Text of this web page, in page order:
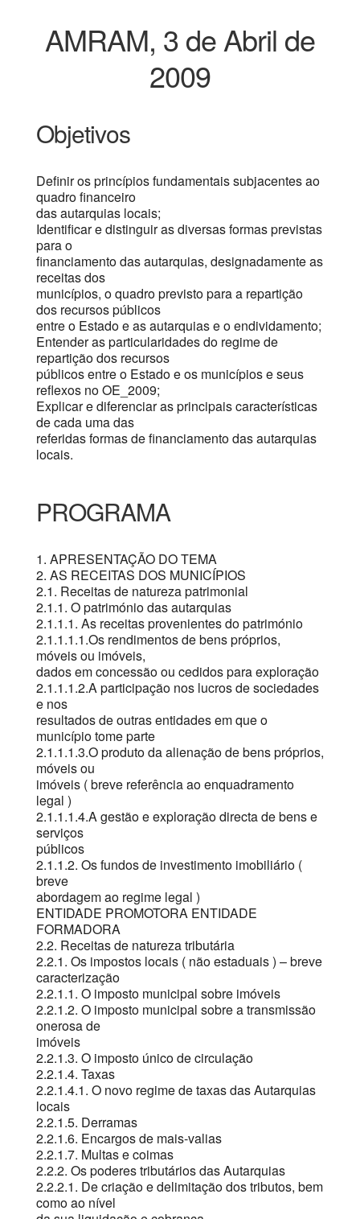
AMRAM, 3 de Abril de
2009
Objetivos
Definir os princípios fundamentais subjacentes ao
quadro financeiro
das autarquias locais;
Identificar e distinguir as diversas formas previstas
para o
financiamento das autarquias, designadamente as
receitas dos
municípios, o quadro previsto para a repartição
dos recursos públicos
entre o Estado e as autarquias e o endividamento;
Entender as particularidades do regime de
repartição dos recursos
públicos entre o Estado e os municípios e seus
reflexos no OE_2009;
Explicar e diferenciar as principais características
de cada uma das
referidas formas de financiamento das autarquias
locais.
PROGRAMA
1. APRESENTAÇÃO DO TEMA
2. AS RECEITAS DOS MUNICÍPIOS
2.1. Receitas de natureza patrimonial
2.1.1. O património das autarquias
2.1.1.1. As receitas provenientes do património
2.1.1.1.1.Os rendimentos de bens próprios,
móveis ou imóveis,
dados em concessão ou cedidos para exploração
2.1.1.1.2.A participação nos lucros de sociedades
e nos
resultados de outras entidades em que o
município tome parte
2.1.1.1.3.O produto da alienação de bens próprios,
móveis ou
imóveis ( breve referência ao enquadramento
legal )
2.1.1.1.4.A gestão e exploração directa de bens e
serviços
públicos
2.1.1.2. Os fundos de investimento imobiliário (
breve
abordagem ao regime legal )
ENTIDADE PROMOTORA ENTIDADE
FORMADORA
2.2. Receitas de natureza tributária
2.2.1. Os impostos locais ( não estaduais ) – breve
caracterização
2.2.1.1. O imposto municipal sobre imóveis
2.2.1.2. O imposto municipal sobre a transmissão
onerosa de
imóveis
2.2.1.3. O imposto único de circulação
2.2.1.4. Taxas
2.2.1.4.1. O novo regime de taxas das Autarquias
locais
2.2.1.5. Derramas
2.2.1.6. Encargos de mais-valias
2.2.1.7. Multas e coimas
2.2.2. Os poderes tributários das Autarquias
2.2.2.1. De criação e delimitação dos tributos, bem
como ao nível